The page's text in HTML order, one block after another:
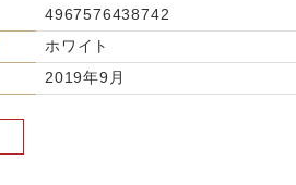
4967576438742
ホワイト
2019年9月